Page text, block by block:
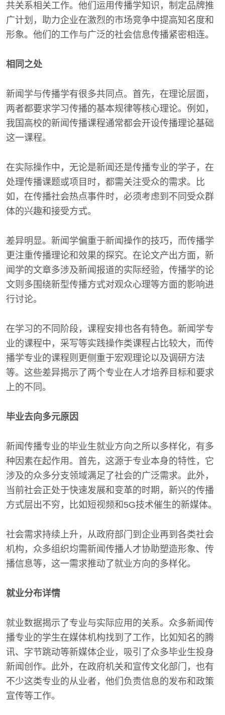
共关系相关工作。他们运用传播学知识，制定品牌推
广计划，助力企业在激烈的市场竞争中提高知名度和
形象。他们的工作与广泛的社会信息传播紧密相连。
相同之处
新闻学与传播学有很多共同点。首先，在理论层面，
两者都要求学习传播的基本规律等核心理论。例如，
我国高校的新闻传播课程通常都会开设传播理论基础
这一课程。
在实际操作中，无论是新闻还是传播专业的学子，在
处理传播课题或项目时，都需关注受众的需求。比
如，在传播社会热点事件时，必须考虑到不同受众群
体的兴趣和接受方式。
差异明显。新闻学偏重于新闻操作的技巧，而传播学
更注重传播理论和效果的探究。在论文产出方面，新
闻学的文章多涉及新闻报道的实际经验，传播学的论
文则多围绕新型传播方式对观众心理等方面的影响进
行讨论。
在学习的不同阶段，课程安排也各有特色。新闻学专
业的课程中，采写等实践操作类课程占比较大，而传
播学专业的课程则更侧重于宏观理论以及调研方法
等。这些差异揭示了两个专业在人才培养目标和要求
上的不同。
毕业去向多元原因
新闻传播专业的毕业生就业方向之所以多样化，有多
种因素在起作用。首先，这源于专业本身的特性，它
涉及的众多分支领域满足了社会的广泛需求。此外，
当前社会正处于快速发展和变革的时期，新兴的传播
方式层出不穷，比如短视频和5G技术催生的新媒体。
社会需求持续上升，从政府部门到企业再到各类社会
机构，众多组织均需新闻传播人才协助塑造形象、传
播信息等，这一需求推动了就业方向的多样化。
就业分布详情
就业数据揭示了专业与实际应用的关系。众多新闻传
播专业的学生在媒体机构找到了工作，比如知名的腾
讯、字节跳动等新媒体企业，吸引了众多毕业生投身
新闻创作。此外，在政府机关和宣传文化部门，也有
不少这类专业的从业者，他们负责信息的发布和政策
宣传等工作。